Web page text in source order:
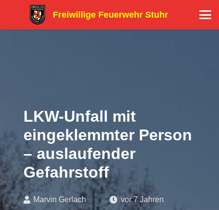
Freiwillige Feuerwehr Stuhr
LKW-Unfall mit
eingeklemmter Person
– auslaufender
Gefahrstoff
Marvin Gerlach vor 7 Jahren